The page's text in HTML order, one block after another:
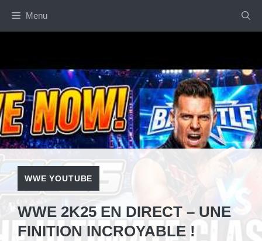
Menu
WWE YOUTUBE
WWE 2K25 EN DIRECT – UNE
FINITION INCROYABLE !